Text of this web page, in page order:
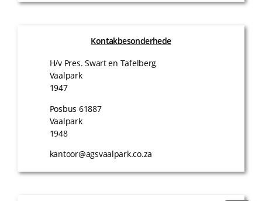
Kontakbesonderhede
H/v Pres. Swart en Tafelberg
Vaalpark
1947
Posbus 61887
Vaalpark
1948
kantoor@agsvaalpark.co.za